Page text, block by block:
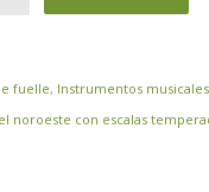
fuelle, Instrumentos musicales
noroeste con escalas